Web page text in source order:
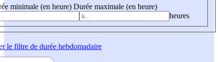
minimale (en heure) Durée maximale (en heure)
heures
le filtre de durée hebdomadaire